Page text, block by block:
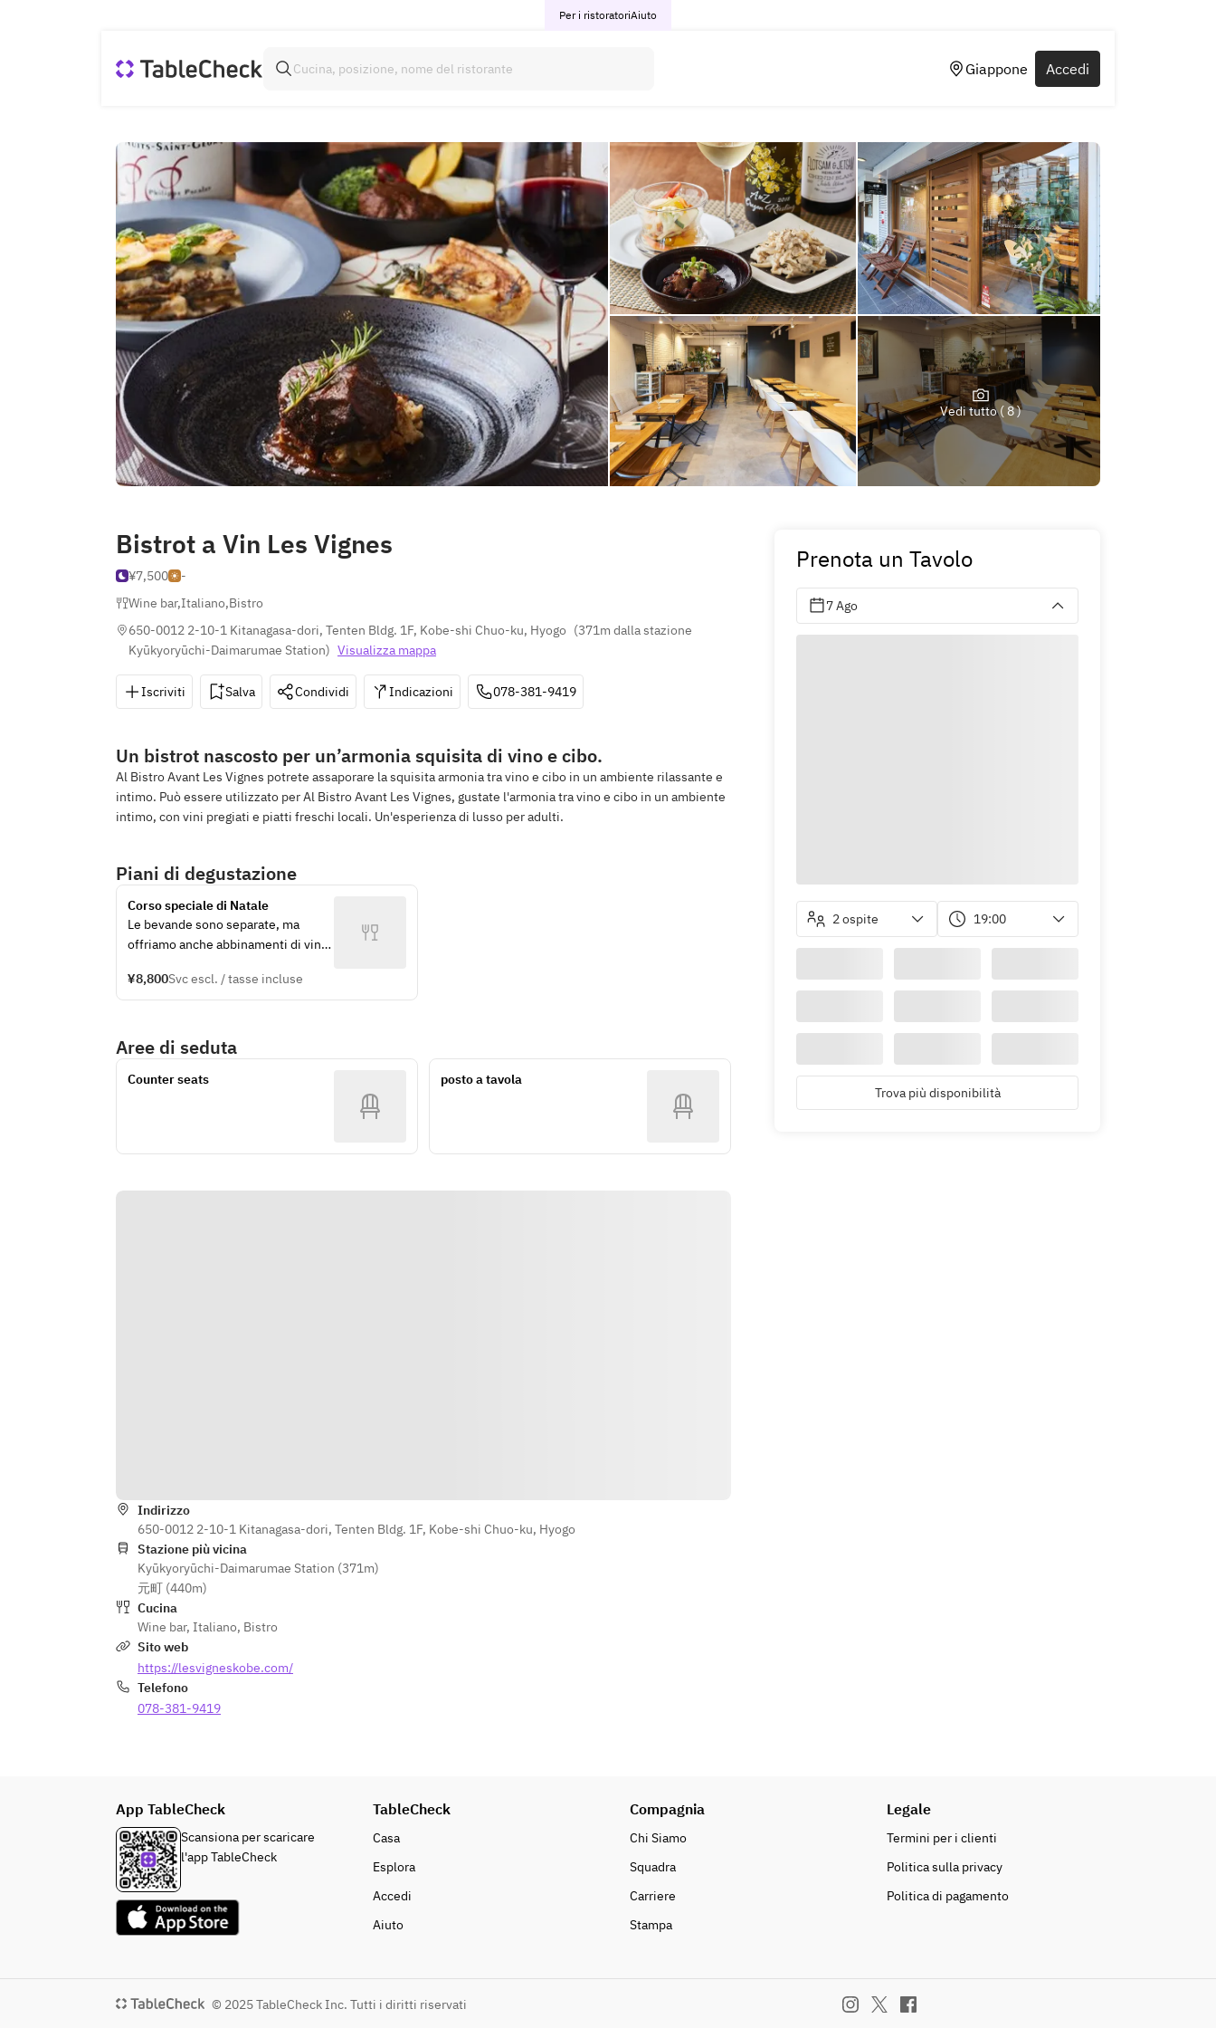
Per i ristoratoriAiuto
Giappone Accedi
Vedi tutto ( 8 )
Bistrot a Vin Les Vignes
¥7,500
-
Wine bar,Italiano,Bistro
650-0012 2-10-1 Kitanagasa-dori, Tenten Bldg. 1F, Kobe-shi Chuo-ku, Hyogo (371m dalla stazione
Kyūkyoryūchi-Daimarumae Station) Visualizza mappa
Iscriviti Salva Condividi Indicazioni 078-381-9419
Un bistrot nascosto per un’armonia squisita di vino e cibo.
Al Bistro Avant Les Vignes potrete assaporare la squisita armonia tra vino e cibo in un ambiente rilassante e
intimo. Può essere utilizzato per Al Bistro Avant Les Vignes, gustate l'armonia tra vino e cibo in un ambiente
intimo, con vini pregiati e piatti freschi locali. Un'esperienza di lusso per adulti.
Piani di degustazione
Corso speciale di Natale
Le bevande sono separate, ma
offriamo anche abbinamenti di vini.
richieste.
¥8,800Svc escl. / tasse incluse
Aree di seduta
Counter seats posto a tavola
Indirizzo
650-0012 2-10-1 Kitanagasa-dori, Tenten Bldg. 1F, Kobe-shi Chuo-ku, Hyogo
Stazione più vicina
Kyūkyoryūchi-Daimarumae Station (371m)
元町 (440m)
Cucina
Wine bar, Italiano, Bistro
Sito web
https://lesvigneskobe.com/
Telefono
078-381-9419
Prenota un Tavolo
7 Ago
2 ospite 19:00
Trova più disponibilità
App TableCheck
Scansiona per scaricare
l'app TableCheck
TableCheck
Casa
Esplora
Accedi
Aiuto
Compagnia
Chi Siamo
Squadra
Carriere
Stampa
Legale
Termini per i clienti
Politica sulla privacy
Politica di pagamento
© 2025 TableCheck Inc. Tutti i diritti riservati